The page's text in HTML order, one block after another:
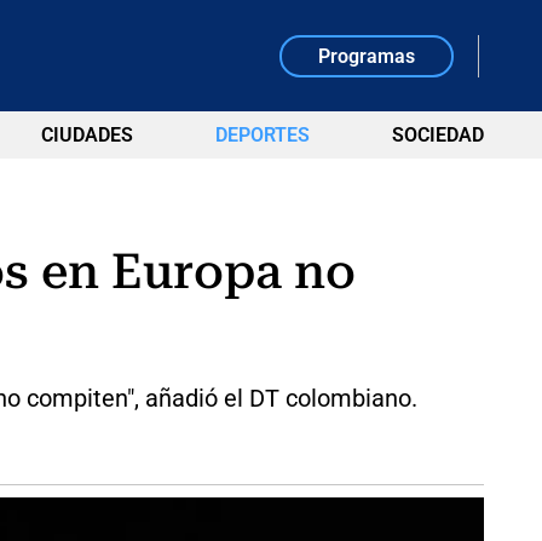
Programas
CIUDADES DEPORTES SOCIEDAD
en Europa no
compiten", añadió el DT colombiano.